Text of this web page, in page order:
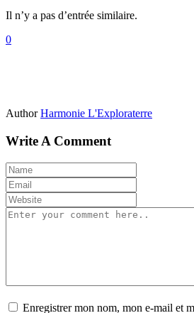
Il n’y a pas d’entrée similaire.
0
Author Harmonie L'Exploraterre
Write A Comment
Enregistrer mon nom, mon e-mail et